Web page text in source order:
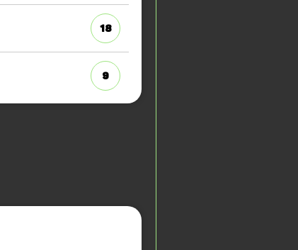
18
9